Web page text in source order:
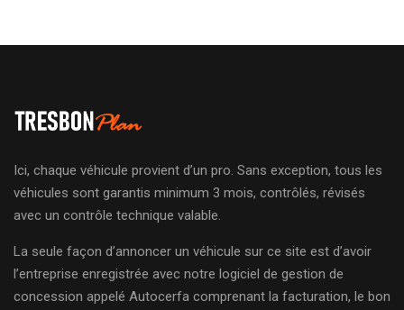
Ici, chaque véhicule provient d’un pro. Sans exception, tous les
véhicules sont garantis minimum 3 mois, contrôlés, révisés
avec un contrôle technique valable.
La seule façon d’annoncer un véhicule sur ce site est d’avoir
l’entreprise enregistrée avec notre logiciel de gestion de
concession appelé Autocerfa comprenant la facturation, le bon